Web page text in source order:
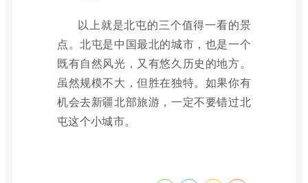
以上就是北屯的三个值得一看的景
点。北屯是中国最北的城市，也是一个
既有自然风光，又有悠久历史的地方。
虽然规模不大，但胜在独特。如果你有
机会去新疆北部旅游，一定不要错过北
屯这个小城市。